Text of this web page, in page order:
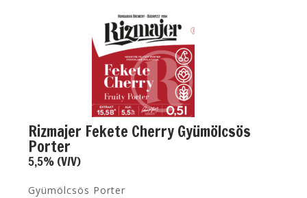
Rizmajer Fekete Cherry Gyümölcsös
Porter
5,5% (V/V)
Gyümölcsös Porter